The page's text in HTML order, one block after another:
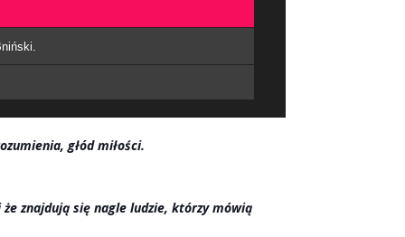
głód miłości.
znajdują się nagle ludzie, którzy mówią